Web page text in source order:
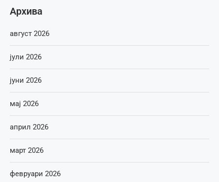
Архива
август 2026
јули 2026
јуни 2026
мај 2026
април 2026
март 2026
февруари 2026